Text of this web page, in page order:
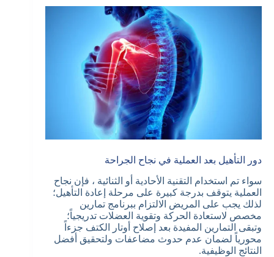
دور التأهيل بعد العملية في نجاح الجراحة
سواء تم استخدام التقنية الأحادية أو الثنائية ، فإن نجاح
العملية يتوقف بدرجة كبيرة على مرحلة إعادة التأهيل؛
لذلك يجب على المريض الالتزام ببرنامج تمارين
مخصص لاستعادة الحركة وتقوية العضلات تدريجياً؛
وتبقى التمارين المفيدة بعد إصلاح أوتار الكتف جزءاً
محورياً لضمان عدم حدوث مضاعفات ولتحقيق أفضل
النتائج الوظيفية.